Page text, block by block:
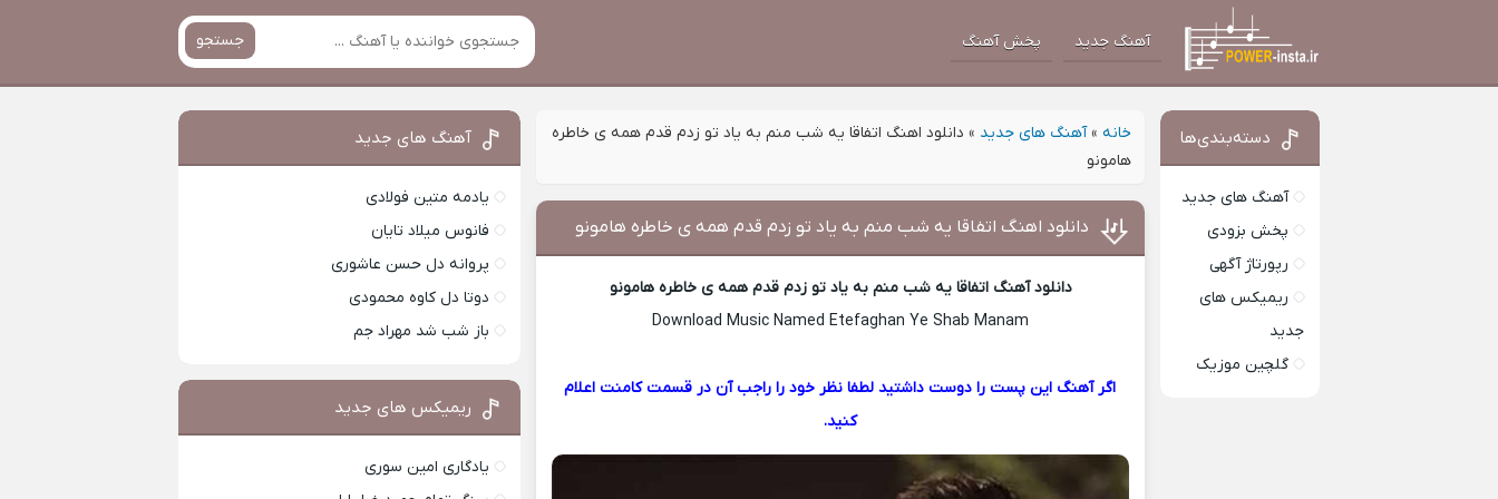
آهنگ جدید پخش آهنگ جستجو
خانه »آهنگ های جدید » دانلود اهنگ اتفاقا یه شب منم به یاد تو زدم قدم همه ی خاطره
هامونو
دانلود اهنگ اتفاقا یه شب منم به یاد تو زدم قدم همه ی خاطره هامونو
دانلود آهنگ اتفاقا یه شب منم به یاد تو زدم قدم همه ی خاطره هامونو
Download Music Named Etefaghan Ye Shab Manam
اگر آهنگ این پست را دوست داشتید لطفا نظر خود را راجب آن در قسمت کامنت اعلام
کنید.
دسته‌بندی‌ها
آهنگ های جدید
پخش بزودی
رپورتاژ آگهی
ریمیکس های
جدید
گلچین موزیک
آهنگ های جدید
یادمه متین فولادی
فانوس میلاد تایان
پروانه دل حسن عاشوری
دوتا دل کاوه محمودی
باز شب شد مهراد جم
ریمیکس های جدید
یادگاری امین سوری